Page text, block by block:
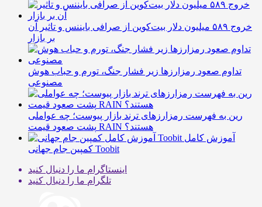
خروج ۵۸۹ میلیون دلار بیت‌کوین از صرافی بایننس و تاثیر آن
بر بازار
تداوم صعود رمزارزها زیر فشار جنگ، تورم و حباب هوش
مصنوعی
رین به فهرست رمزارزهای ترند بازار پیوست؛ چه عواملی
پشت صعود قیمت RAIN هستند؟
آموزش کامل
کمپین جام جهانی Toobit
اینستاگرام ما را دنبال کنید
تلگرام ما را دنبال کنید